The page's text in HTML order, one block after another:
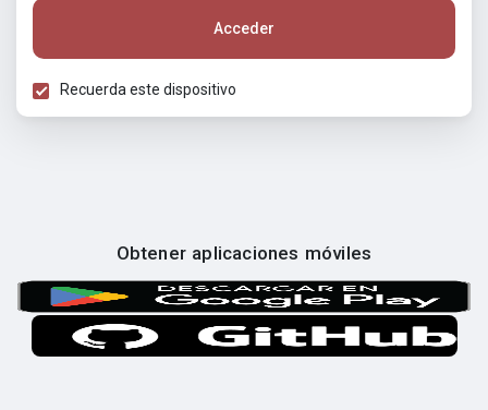
Acceder
Recuerda este dispositivo
Obtener aplicaciones móviles